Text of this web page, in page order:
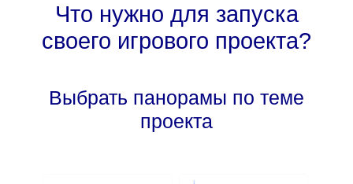
Что нужно для запуска
своего игрового проекта?
Выбрать панорамы по теме
проекта